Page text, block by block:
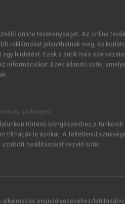
JELSZÓ
Kérek értesítést a MeRSZ
Kérek értesítést az
online tevékenységét. Az online
reklámokat jeleníthetnek meg, és
hirdetést. Ezek a sütik más
információkat. Ezek állandó sütik,
szükséges)
történő böngészéshez,a funkciók
tilthatják le azokat. A feltétlenül
beállításokat kezelő sütik.
engedélyezéséhez/